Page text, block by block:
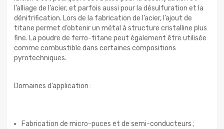
l’alliage de l’acier, et parfois aussi pour la désulfuration et la
dénitrification. Lors de la fabrication de l’acier, l’ajout de
titane permet d’obtenir un métal à structure cristalline plus
fine. La poudre de ferro-titane peut également être utilisée
comme combustible dans certaines compositions
pyrotechniques.
Domaines d’application :
Fabrication de micro-puces et de semi-conducteurs ;